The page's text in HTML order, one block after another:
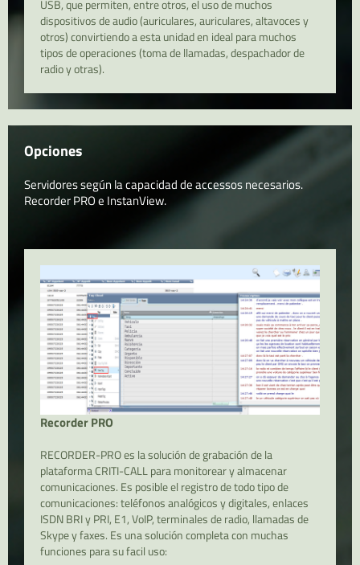
USB, que permiten, entre otros, el uso de muchos
dispositivos de audio (auriculares, auriculares, altavoces y
otros) convirtiendo a esta unidad en ideal para muchos
tipos de operaciones (toma de llamadas, despachador de
radio y otras).
Opciones
Servidores según la capacidad de accessos necesarios.
Recorder PRO e InstanView.
Recorder PRO
RECORDER-PRO es la solución de grabación de la
plataforma CRITI-CALL para monitorear y almacenar
comunicaciones. Es posible el registro de todo tipo de
comunicaciones: teléfonos analógicos y digitales, enlaces
ISDN BRI y PRI, E1, VoIP, terminales de radio, llamadas de
Skype y faxes. Es una solución completa con muchas
funciones para su facil uso: